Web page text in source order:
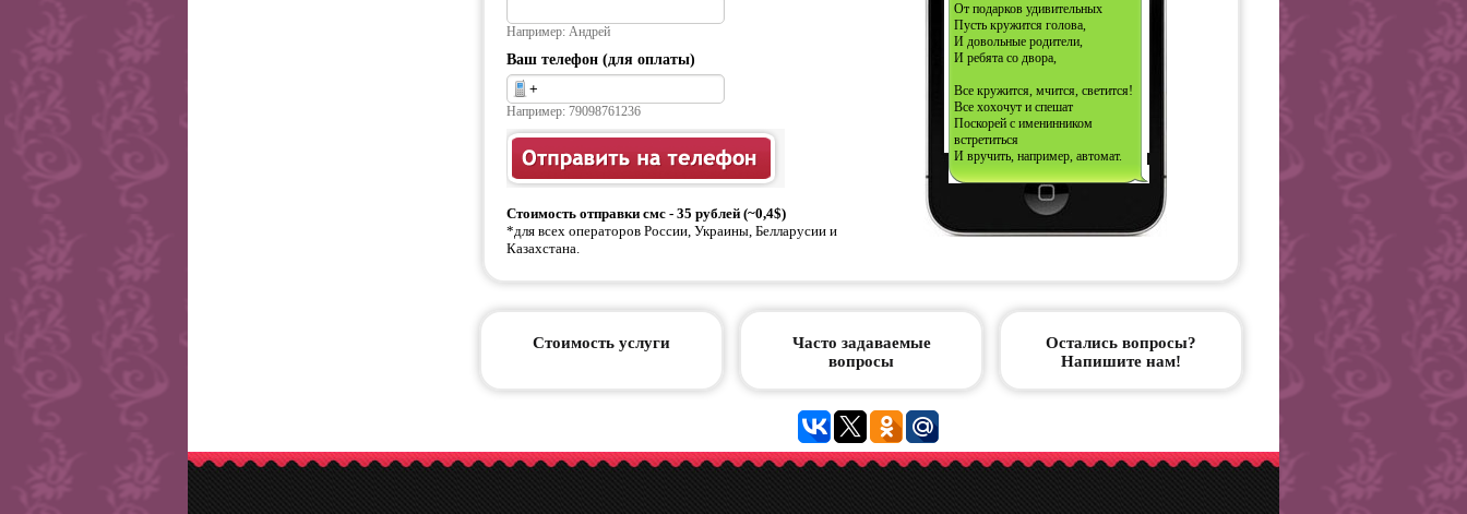
Например: Андрей
Ваш телефон (для оплаты)
Например: 79098761236
Стоимость отправки смс - 35 рублей (~0,4$)
*для всех операторов России, Украины, Белларусии и
Казахстана.
От подарков удивительных
Пусть кружится голова,
И довольные родители,
И ребята со двора,
Все кружится, мчится, светится!
Все хохочут и спешат
Поскорей с именинником
встретиться
И вручить, например, автомат.
Стоимость услуги
Часто задаваемые
вопросы
Остались вопросы?
Напишите нам!